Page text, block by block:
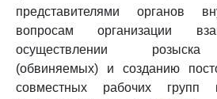
представителями органов
вопросам организации
осуществлении розыска
(обвиняемых) и созданию
совместных рабочих групп